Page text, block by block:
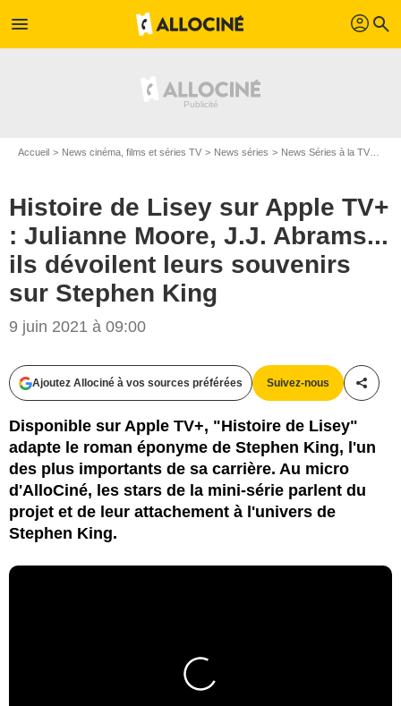
menu profil search
Accueil News cinéma, films et séries TV News séries News Séries à la TV
Histoire de Lisey sur Apple TV+
: Julianne Moore, J.J. Abrams...
ils dévoilent leurs souvenirs
sur Stephen King
9 juin 2021 à 09:00
Ajoutez Allociné à vos sources préférées Suivez-nous
Disponible sur Apple TV+, "Histoire de Lisey"
adapte le roman éponyme de Stephen King, l'un
des plus importants de sa carrière. Au micro
d'AlloCiné, les stars de la mini-série parlent du
projet et de leur attachement à l'univers de
Stephen King.